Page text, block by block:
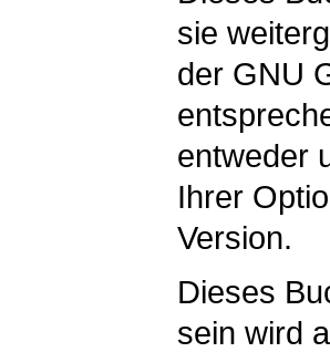
sie
der GNU
entweder
Ihrer
Version.
Dieses
sein wird